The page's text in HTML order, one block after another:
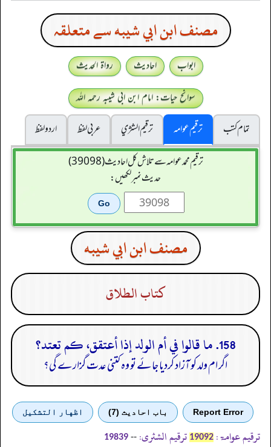
مصنف ابن ابي شيبه سے متعلقہ
ابواب احادیث
رواۃ الحدیث
سوانح حیات: امام ابن ابی شیبہ رحمہ اللہ
تمام کتب
ترقیم عوامہ ترقيم الشژي عربی لفظ
اردو لفظ
ترقیم محمدعوامہ سے تلاش کل احادیث (39098)
حدیث نمبر لکھیں:
مصنف ابن ابي شيبه
كتاب الطلاق
158. ما قالوا في أم الولد إذا أعتقق، كم تعتد؟
اگر ام ولد کو آزاد کردیا جائے تو وہ کتنی عدت گزارے گی؟
Report Error باب احادیث (7) اظهار التشكيل
ترقیم عوامۃ: 19092 ترقیم الشثری: --
19839